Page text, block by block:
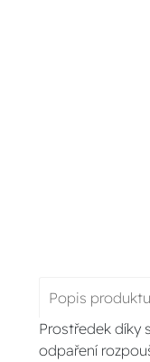
Popis produktu
Prostředek díky
odpaření